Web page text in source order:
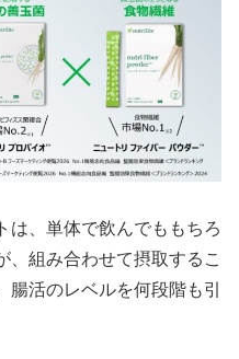
は、単体で飲んでももちろ
、組み合わせて摂取するこ
腸活のレベルを何段階も引